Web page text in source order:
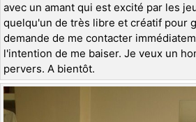
avec un amant qui est excité par les
quelqu'un de très libre et créatif pour
demande de me contacter
l'intention de me baiser. Je veux un
pervers. A bientôt.